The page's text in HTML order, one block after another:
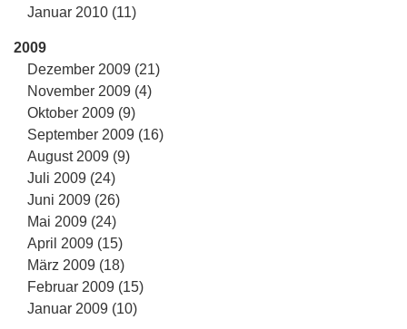
Januar 2010 (11)
2009
Dezember 2009 (21)
November 2009 (4)
Oktober 2009 (9)
September 2009 (16)
August 2009 (9)
Juli 2009 (24)
Juni 2009 (26)
Mai 2009 (24)
April 2009 (15)
März 2009 (18)
Februar 2009 (15)
Januar 2009 (10)